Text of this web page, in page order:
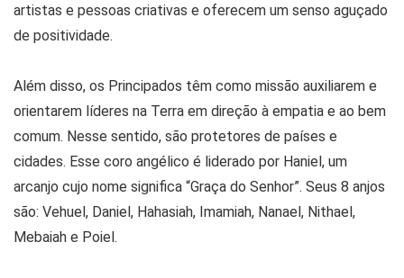
artistas e pessoas criativas e oferecem um senso aguçado
de positividade.
Além disso, os Principados têm como missão auxiliarem e
orientarem líderes na Terra em direção à empatia e ao bem
comum. Nesse sentido, são protetores de países e
cidades. Esse coro angélico é liderado por Haniel, um
arcanjo cujo nome significa “Graça do Senhor”. Seus 8 anjos
são: Vehuel, Daniel, Hahasiah, Imamiah, Nanael, Nithael,
Mebaiah e Poiel.